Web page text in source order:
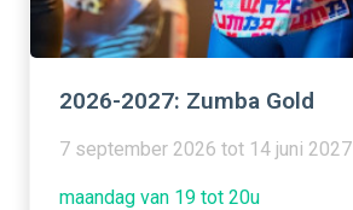
2026-2027: Zumba Gold
7 september 2026 tot 14 juni 2027
maandag van 19 tot 20u